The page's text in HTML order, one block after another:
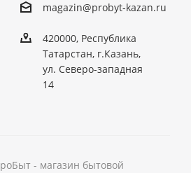
magazin@probyt-kazan.ru
420000, Республика
Татарстан, г.Казань,
ул. Северо-западная
14
- магазин бытовой